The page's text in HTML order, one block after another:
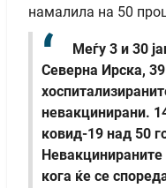
намалила на 50
Меѓу 3 и 30
Северна Ирска,
невакцинирани.
ковид-19 над 50
кога ќе се